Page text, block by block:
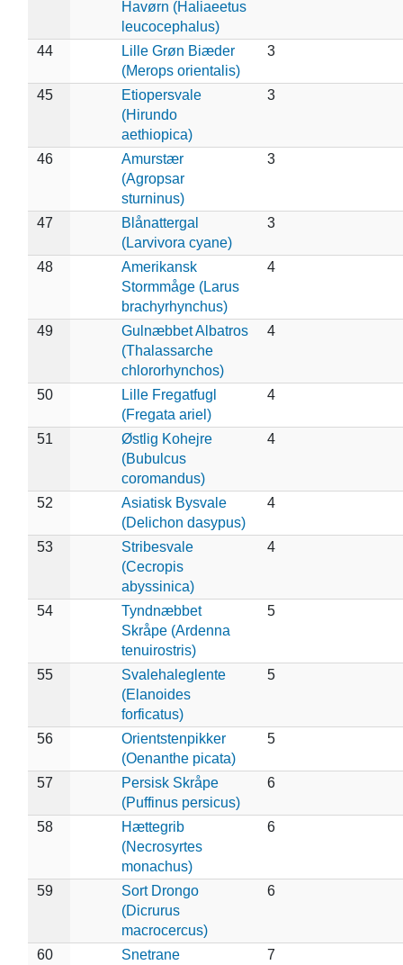
Havørn (Haliaeetus
leucocephalus)
44
Lille Grøn Biæder
(Merops orientalis)
3
45
Etiopersvale
(Hirundo
aethiopica)
3
46
Amurstær
(Agropsar
sturninus)
3
47
Blånattergal
(Larvivora cyane)
3
48
Amerikansk
Stormmåge (Larus
brachyrhynchus)
4
49
Gulnæbbet Albatros
(Thalassarche
chlororhynchos)
4
50
Lille Fregatfugl
(Fregata ariel)
4
51
Østlig Kohejre
(Bubulcus
coromandus)
4
52
Asiatisk Bysvale
(Delichon dasypus)
4
53
Stribesvale
(Cecropis
abyssinica)
4
54
Tyndnæbbet
Skråpe (Ardenna
tenuirostris)
5
55
Svalehaleglente
(Elanoides
forficatus)
5
56
Orientstenpikker
(Oenanthe picata)
5
57
Persisk Skråpe
(Puffinus persicus)
6
58
Hættegrib
(Necrosyrtes
monachus)
6
59
Sort Drongo
(Dicrurus
macrocercus)
6
60
Snetrane
7